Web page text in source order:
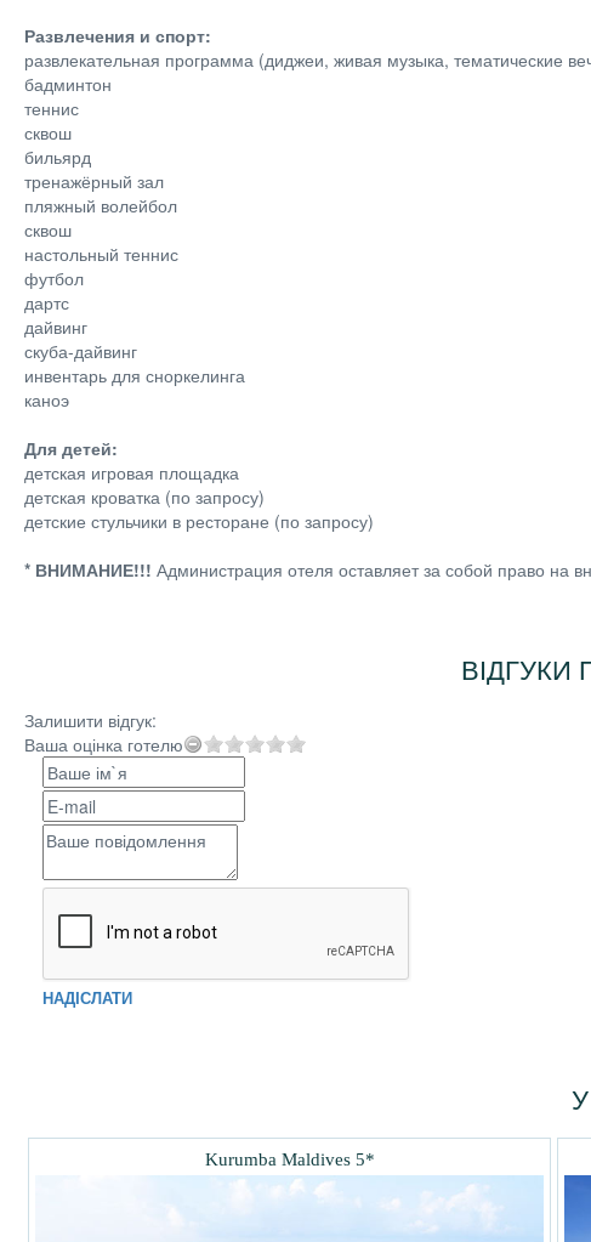
Развлечения и спорт:
развлекательная программа (диджеи, живая музыка, тематические
бадминтон
теннис
сквош
бильярд
тренажёрный зал
пляжный волейбол
сквош
настольный теннис
футбол
дартс
дайвинг
скуба-дайвинг
инвентарь для сноркелинга
каноэ
Для детей:
детская игровая площадка
детская кроватка (по запросу)
детские стульчики в ресторане (по запросу)
* ВНИМАНИЕ!!! Администрация отеля оставляет за собой право на
ВІДГУКИ
Залишити відгук:
Ваша оцінка готелю
НАДІСЛАТИ
Kurumba Maldives 5*